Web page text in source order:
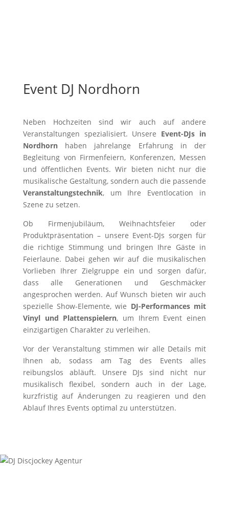
Event DJ Nordhorn
Neben Hochzeiten sind wir auch auf andere
Veranstaltungen spezialisiert. Unsere Event-DJs in
Nordhorn haben jahrelange Erfahrung in der
Begleitung von Firmenfeiern, Konferenzen, Messen
und öffentlichen Events. Wir bieten nicht nur die
musikalische Gestaltung, sondern auch die passende
Veranstaltungstechnik, um Ihre Eventlocation in
Szene zu setzen.
Ob Firmenjubiläum, Weihnachtsfeier oder
Produktpräsentation – unsere Event-DJs sorgen für
die richtige Stimmung und bringen Ihre Gäste in
Feierlaune. Dabei gehen wir auf die musikalischen
Vorlieben Ihrer Zielgruppe ein und sorgen dafür,
dass alle Generationen und Geschmäcker
angesprochen werden. Auf Wunsch bieten wir auch
spezielle Show-Elemente, wie DJ-Performances mit
Vinyl und Plattenspielern, um Ihrem Event einen
einzigartigen Charakter zu verleihen.
Vor der Veranstaltung stimmen wir alle Details mit
Ihnen ab, sodass am Tag des Events alles
reibungslos abläuft. Unsere DJs sind nicht nur
musikalisch flexibel, sondern auch in der Lage,
kurzfristig auf Änderungen zu reagieren und den
Ablauf Ihres Events optimal zu unterstützen.